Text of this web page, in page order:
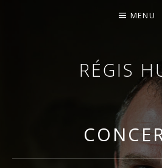
RÉGIS
VIOLONISTE –
MENU